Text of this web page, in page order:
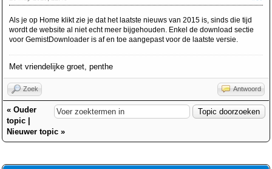
Als je op Home klikt zie je dat het laatste nieuws van 2015 is, sinds die tijd
wordt de website al niet echt meer bijgehouden. Enkel de download sectie
voor GemistDownloader is af en toe aangepast voor de laatste versie.
Met vriendelijke groet, penthe
Zoek Antwoord
« Ouder
topic
Nieuwer topic »